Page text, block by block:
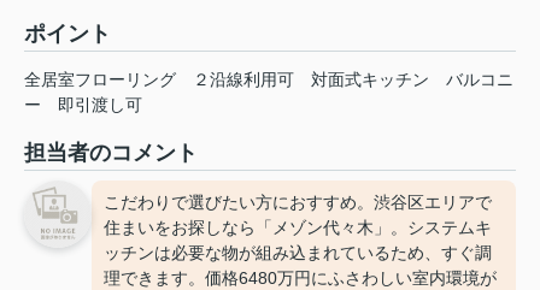
ポイント
全居室フローリング ２沿線利用可 対面式キッチン
バルコニ
ー
即引渡し可
担当者のコメント
こだわりで選びたい方におすすめ。渋谷区エリアで
住まいをお探しなら「メゾン代々木」。システムキ
ッチンは必要な物が組み込まれているため、すぐ調
理できます。価格6480万円にふさわしい室内環境が